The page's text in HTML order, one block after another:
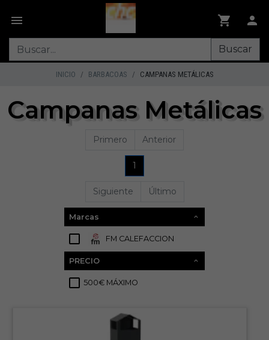
Buscar
INICIO BARBACOAS CAMPANAS METÁLICAS
Campanas Metálicas
Primero Anterior
1
Siguiente Último
Marcas
FM CALEFACCION
PRECIO
500€ MÁXIMO